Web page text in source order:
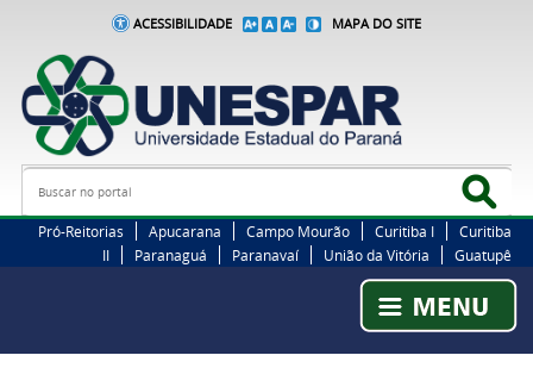
ACESSIBILIDADE MAPA DO SITE
Busca
Pró-Reitorias Apucarana Campo Mourão Curitiba I
Curitiba
II
Paranaguá Paranavaí União da Vitória Guatupê